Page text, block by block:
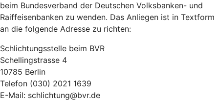
beim Bundesverband der Deutschen Volksbanken- und
Raiffeisenbanken zu wenden. Das Anliegen ist in Textform
an die folgende Adresse zu richten:
Schlichtungsstelle beim BVR
Schellingstrasse 4
10785 Berlin
Telefon (030) 2021 1639
E-Mail: schlichtung@bvr.de